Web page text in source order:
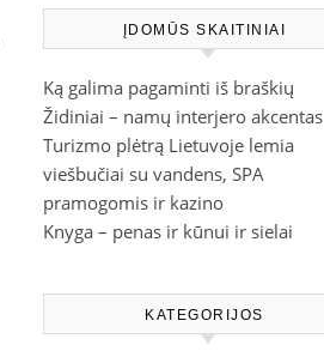
ĮDOMŪS SKAITINIAI
Ką galima pagaminti iš braškių
Židiniai – namų interjero akcentas
Turizmo plėtrą Lietuvoje lemia
viešbučiai su vandens, SPA
pramogomis ir kazino
Knyga – penas ir kūnui ir sielai
KATEGORIJOS